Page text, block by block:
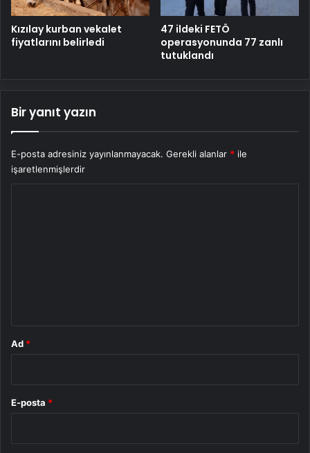
Kızılay kurban vekalet
fiyatlarını belirledi
47 ildeki FETÖ
operasyonunda 77 zanlı
tutuklandı
Bir yanıt yazın
E-posta adresiniz yayınlanmayacak. Gerekli alanlar * ile
işaretlenmişlerdir
Ad *
E-posta *